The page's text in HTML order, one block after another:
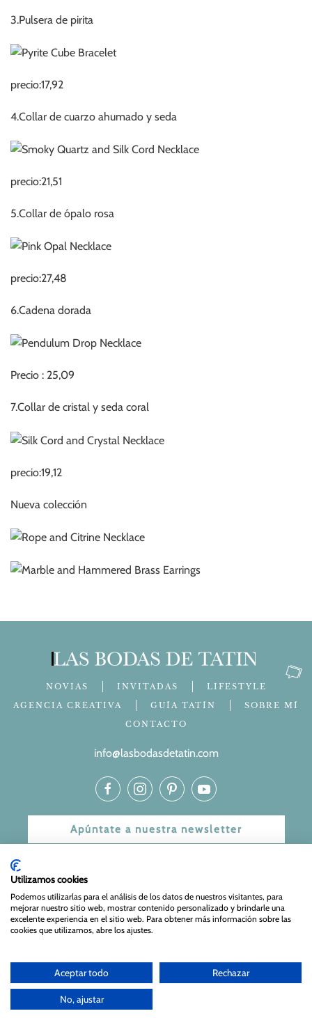
3.Pulsera de pirita
precio:17,92
4.Collar de cuarzo ahumado y seda
precio:21,51
5.Collar de ópalo rosa
precio:27,48
6.Cadena dorada
Precio : 25,09
7.Collar de cristal y seda coral
precio:19,12
Nueva colección
NOVIAS INVITADAS
LIFESTYLE
AGENCIA CREATIVA
GUÍA TATÍN
SOBRE MÍ
CONTACTO
info@lasbodasdetatin.com
Apúntate a nuestra newsletter
Aviso Legal|Política de Privacidad y Cookies| Web Diseñada
y mantenida porEspecialistas Web
Utilizamos cookies
Podemos utilizarlas para el análisis de los datos de nuestros visitantes, para
mejorar nuestro sitio web, mostrar contenido personalizado y brindarle una
excelente experiencia en el sitio web. Para obtener más información sobre las
cookies que utilizamos, abre los ajustes.
Aceptar todo Rechazar
No, ajustar